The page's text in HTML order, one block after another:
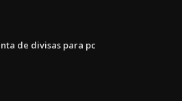
de divisas para pc